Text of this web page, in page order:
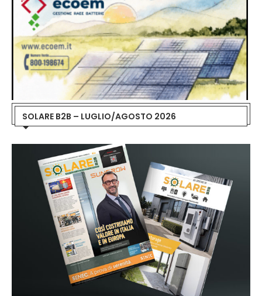
SOLARE B2B – LUGLIO/AGOSTO 2026